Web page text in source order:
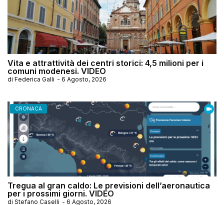
Vita e attrattività dei centri storici: 4,5 milioni per i
comuni modenesi. VIDEO
di Federica Galli - 6 Agosto, 2026
CRONACA
Tregua al gran caldo: Le previsioni dell’aeronautica
per i prossimi giorni. VIDEO
di Stefano Caselli - 6 Agosto, 2026